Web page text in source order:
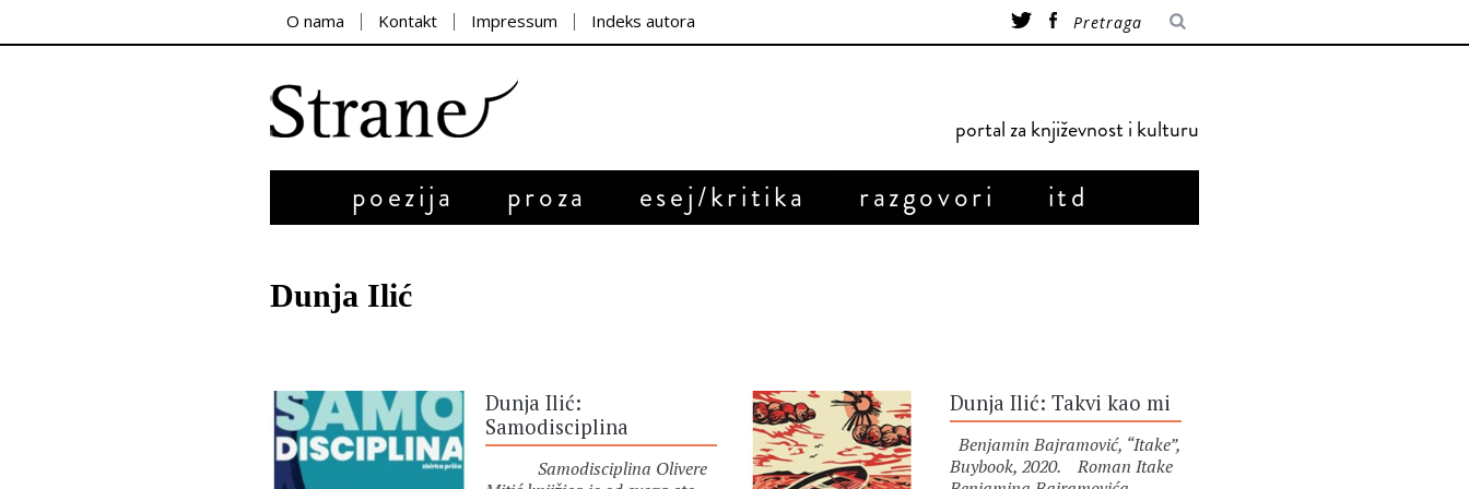
O nama Kontakt Impressum Indeks autora
portal za književnost i kulturu
poezija proza esej/kritika razgovori itd
Dunja Ilić
Dunja Ilić:
Samodisciplina
Samodisciplina Olivere
Dunja Ilić: Takvi kao mi
Benjamin Bajramović, “Itake”,
Buybook, 2020. Roman Itake